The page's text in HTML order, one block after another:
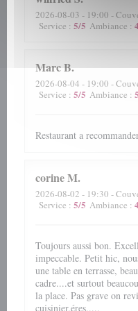
2026-08-03 - 19:00 -
Service : 5/5 Ambiance : 4
MarcB
2026-08-04 - 19:00 -
Service : 5/5 Ambiance : 5
Restaurant a
corineM
2026-08-02 - 19:30 -
Service : 5/5 Ambiance : 4
Toujours aussi bon.
impeccable. Petit hic,
une table en terrasse,
cadre....et surtout
la place. Pas grave on
cuisinier.éres.....